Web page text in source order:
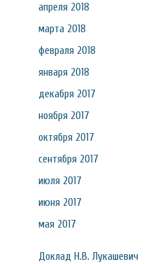
апреля 2018
марта 2018
февраля 2018
января 2018
декабря 2017
ноября 2017
октября 2017
сентября 2017
июля 2017
июня 2017
мая 2017
Доклад Н.В. Лукашевич